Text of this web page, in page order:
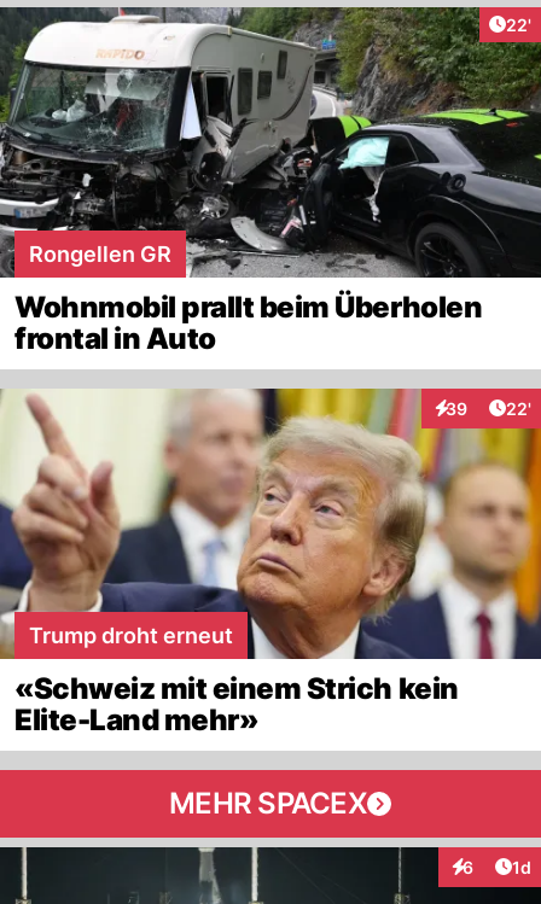
22'
Rongellen GR
Wohnmobil prallt beim Überholen
frontal in Auto
39
Interaktionen
22'
Trump droht erneut
«Schweiz mit einem Strich kein
Elite-Land mehr»
MEHR SPACEX
6 1d